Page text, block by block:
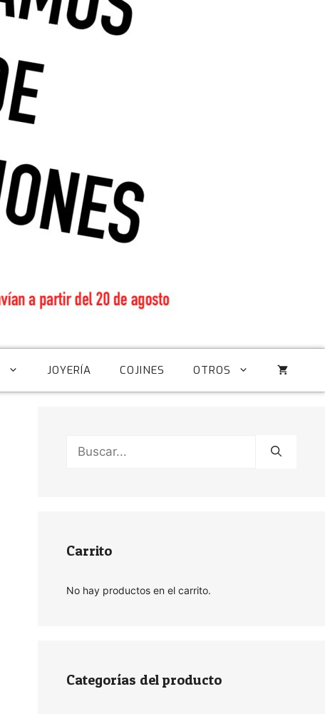
JOYERÍA COJINES OTROS
Buscar:
Carrito
No hay productos en el carrito.
Categorías del producto